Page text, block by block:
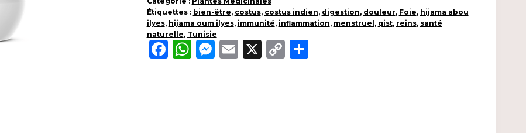
Prophétique
Étiquettes : bien-être, costus, costus indien, digestion, douleur, Foie, hijama abou
ilyes, hijama oum ilyes, immunité, inflammation, menstruel, qist, reins, santé
naturelle, Tunisie
Facebook
WhatsApp
Messenger
Email
X CopyPartager